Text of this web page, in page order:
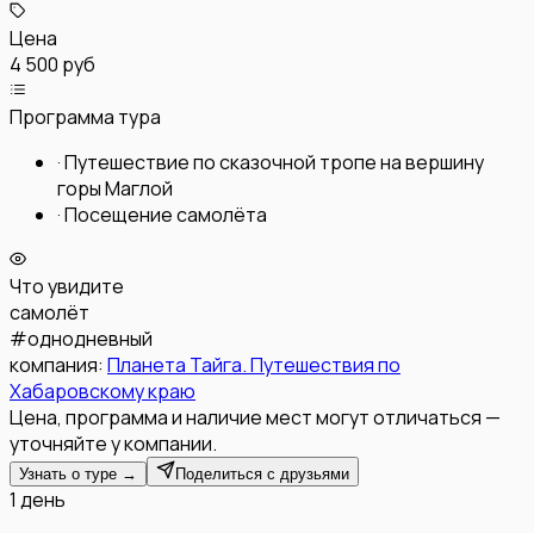
Цена
4 500 руб
Программа тура
·Путешествие по сказочной тропе на вершину
горы Маглой
·Посещение самолёта
Что увидите
самолёт
#однодневный
компания: Планета Тайга. Путешествия по
Хабаровскому краю
Цена, программа и наличие мест могут отличаться —
уточняйте у компании.
Узнать о туре → Поделиться с друзьями
1 день